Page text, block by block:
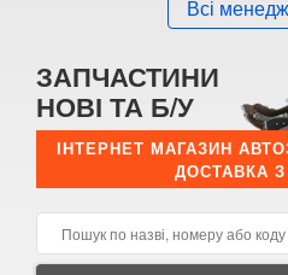
Всі
ЗАПЧАСТИНИ
НОВІ ТА Б/У
ІНТЕРНЕТ МАГАЗИН
ДОСТАВКА
Оригінальний номер:
Примітка:
E-mail:
Телефон: